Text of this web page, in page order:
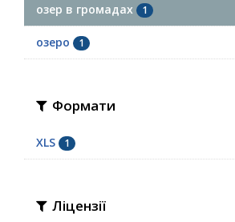
озер в громадах 1
озеро 1
Формати
XLS 1
Ліцензії